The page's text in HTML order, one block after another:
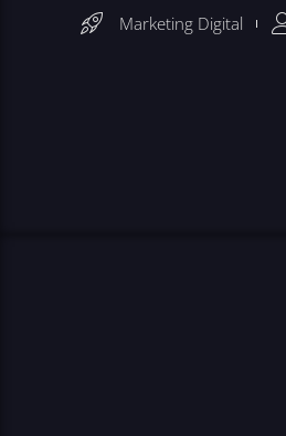
Marketing Digital